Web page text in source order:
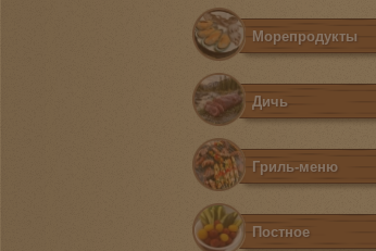
Морепродукты
Дичь
Гриль-меню
Постное